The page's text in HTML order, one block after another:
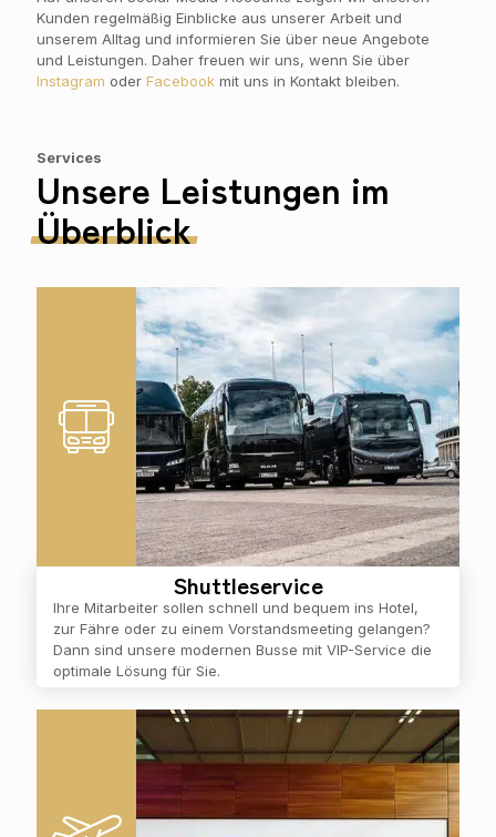
Kunden regelmäßig Einblicke aus unserer Arbeit und
unserem Alltag und informieren Sie über neue Angebote
und Leistungen. Daher freuen wir uns, wenn Sie über
Instagram oder Facebook mit uns in Kontakt bleiben.
Services
Unsere Leistungen im
Überblick
Shuttleservice
Ihre Mitarbeiter sollen schnell und bequem ins Hotel,
zur Fähre oder zu einem Vorstandsmeeting gelangen?
Dann sind unsere modernen Busse mit VIP-Service die
optimale Lösung für Sie.